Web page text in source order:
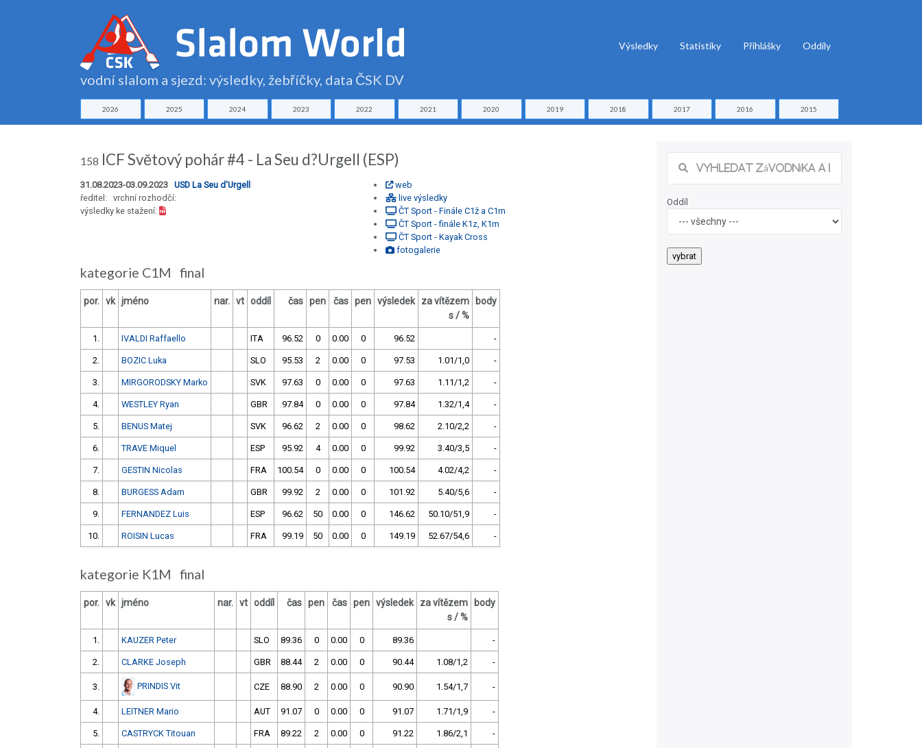
vodní slalom a sjezd: výsledky, žebříčky, data ČSK DV
Výsledky Statistiky Přihlášky Oddíly
2026 2025 2024 2023 2022 2021 2020 2019 2018 2017 2016 2015
158 ICF Světový pohár #4 - La Seu d?Urgell (ESP)
31.08.2023-03.09.2023 USD La Seu d'Urgell
ředitel: vrchní rozhodčí:
výsledky ke stažení:
web
live výsledky
ČT Sport - Finále C1ž a C1m
ČT Sport - finále K1z, K1m
ČT Sport - Kayak Cross
fotogalerie
kategorie C1M final
por. vk jméno nar. vt oddíl čas pen čas pen výsledek
za vítězem
s / %
body
1. IVALDI Raffaello ITA 96.52 0 0.00 0 96.52 -
2. BOZIC Luka SLO 95.53 2 0.00 0 97.53 1.01/1,0 -
3. MIRGORODSKY Marko SVK 97.63 0 0.00 0 97.63 1.11/1,2 -
4. WESTLEY Ryan GBR 97.84 0 0.00 0 97.84 1.32/1,4 -
5. BENUS Matej SVK 96.62 2 0.00 0 98.62 2.10/2,2 -
6. TRAVE Miquel ESP 95.92 4 0.00 0 99.92 3.40/3,5 -
7. GESTIN Nicolas FRA 100.54 0 0.00 0 100.54 4.02/4,2 -
8. BURGESS Adam GBR 99.92 2 0.00 0 101.92 5.40/5,6 -
9. FERNANDEZ Luis ESP 96.62 50 0.00 0 146.62 50.10/51,9 -
10. ROISIN Lucas FRA 99.19 50 0.00 0 149.19 52.67/54,6 -
kategorie K1M final
por. vk jméno nar. vt oddíl čas pen čas pen výsledek
za vítězem
s / %
body
1. KAUZER Peter SLO 89.36 0 0.00 0 89.36 -
2. CLARKE Joseph GBR 88.44 2 0.00 0 90.44 1.08/1,2 -
3. PRINDIS Vit CZE 88.90 2 0.00 0 90.90 1.54/1,7 -
4. LEITNER Mario AUT 91.07 0 0.00 0 91.07 1.71/1,9 -
5. CASTRYCK Titouan FRA 89.22 2 0.00 0 91.22 1.86/2,1 -
Oddíl